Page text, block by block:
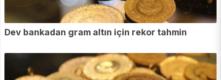
Dev bankadan gram altın için rekor tahmin